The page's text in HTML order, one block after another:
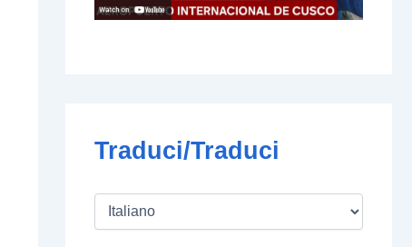
Traduci/Traduci